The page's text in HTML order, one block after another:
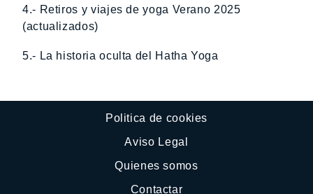
4.- Retiros y viajes de yoga Verano 2025
(actualizados)
5.- La historia oculta del Hatha Yoga
Politica de cookies
Aviso Legal
Quienes somos
Contactar